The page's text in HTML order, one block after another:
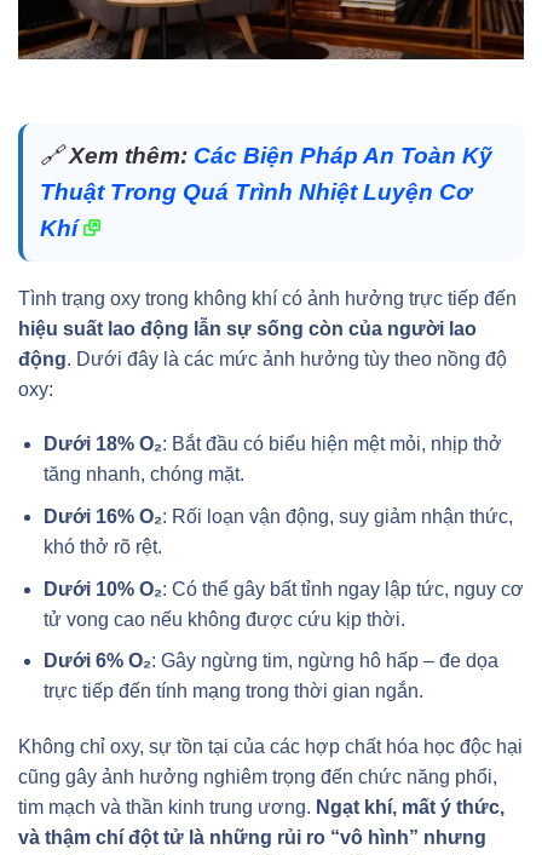
🔗Xem thêm: Các Biện Pháp An Toàn Kỹ
Thuật Trong Quá Trình Nhiệt Luyện Cơ
Khí
Tình trạng oxy trong không khí có ảnh hưởng trực tiếp đến
hiệu suất lao động lẫn sự sống còn của người lao
động. Dưới đây là các mức ảnh hưởng tùy theo nồng độ
oxy:
Dưới 18% O₂: Bắt đầu có biểu hiện mệt mỏi, nhịp thở
tăng nhanh, chóng mặt.
Dưới 16% O₂: Rối loạn vận động, suy giảm nhận thức,
khó thở rõ rệt.
Dưới 10% O₂: Có thể gây bất tỉnh ngay lập tức, nguy cơ
tử vong cao nếu không được cứu kịp thời.
Dưới 6% O₂: Gây ngừng tim, ngừng hô hấp – đe dọa
trực tiếp đến tính mạng trong thời gian ngắn.
Không chỉ oxy, sự tồn tại của các hợp chất hóa học độc hại
cũng gây ảnh hưởng nghiêm trọng đến chức năng phổi,
tim mạch và thần kinh trung ương. Ngạt khí, mất ý thức,
và thậm chí đột tử là những rủi ro “vô hình” nhưng